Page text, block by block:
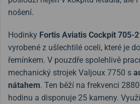
nošení.
Hodinky Fortis Aviatis Cockpit 705-
vyrobené z ušlechtilé oceli, které je
řemínkem. V pouzdře spolehlivě
mechanický strojek Valjoux 7750 s
nátahem. Ten běží na frekvenci
hodinu a disponuje 25 kameny.